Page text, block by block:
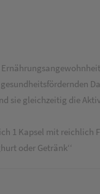
sie gleichzeitig die
1 Kapsel mit reichlich
oder Getränk‘‘